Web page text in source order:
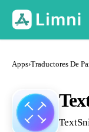
Apps›Traductores De